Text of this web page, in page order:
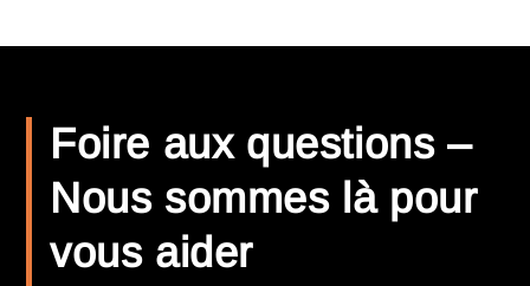
Foire aux questions –
Nous sommes là pour
vous aider